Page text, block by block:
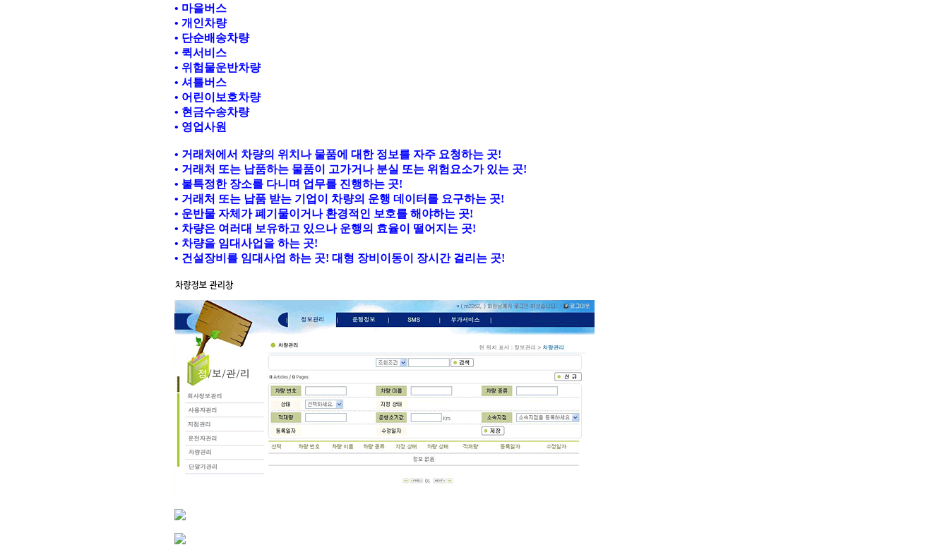
• 마을버스
• 개인차량
• 단순배송차량
• 퀵서비스
• 위험물운반차량
• 셔틀버스
• 어린이보호차량
• 현금수송차량
• 영업사원
• 거래처에서 차량의 위치나 물품에 대한 정보를 자주 요청하는 곳!
• 거래처 또는 납품하는 물품이 고가거나 분실 또는 위험요소가 있는 곳!
• 불특정한 장소를 다니며 업무를 진행하는 곳!
• 거래처 또는 납품 받는 기업이 차량의 운행 데이터를 요구하는 곳!
• 운반물 자체가 폐기물이거나 환경적인 보호를 해야하는 곳!
• 차량은 여러대 보유하고 있으나 운행의 효율이 떨어지는 곳!
• 차량을 임대사업을 하는 곳!
• 건설장비를 임대사업 하는 곳! 대형 장비이동이 장시간 걸리는 곳!